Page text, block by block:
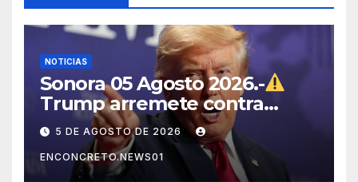
NOTICIAS
Sonora 05 Agosto 2026.-
Trump arremete contra
México, Canadá y otras
potencias por supuestos
abusos comerciales
5 DE AGOSTO DE 2026
ENCONCRETO.NEWS01